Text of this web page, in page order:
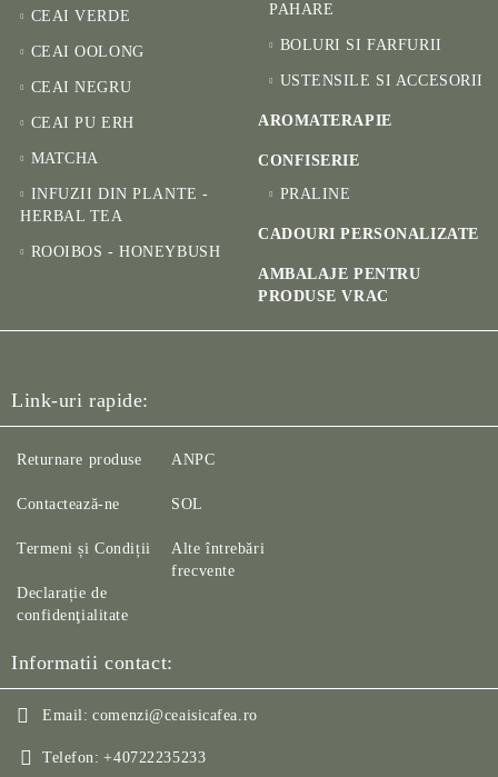
CEAI VERDE
CEAI OOLONG
CEAI NEGRU
CEAI PU ERH
MATCHA
INFUZII DIN PLANTE -
HERBAL TEA
ROOIBOS - HONEYBUSH
PAHARE
BOLURI SI FARFURII
USTENSILE SI ACCESORII
AROMATERAPIE
CONFISERIE
PRALINE
CADOURI PERSONALIZATE
AMBALAJE PENTRU
PRODUSE VRAC
Link-uri rapide:
Returnare produse
Contactează-ne
Termeni și Condiții
Declarație de
confidenţialitate
ANPC
SOL
Alte întrebări
frecvente
Informatii contact:
Email: comenzi@ceaisicafea.ro
Telefon: +40722235233